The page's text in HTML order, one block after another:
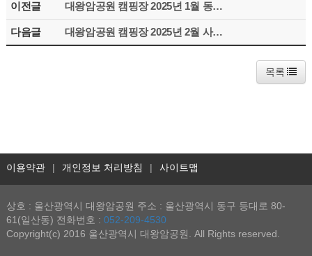
이전글 대왕암공원 캠핑장 2025년 1월 동구구민 사전예약 당첨자 명단 안내
다음글 대왕암공원 캠핑장 2025년 2월 사전예약 안내
목록
이용약관 | 개인정보 처리방침 | 사이트맵
상호 : 울산광역시 대왕암공원 주소 : 울산광역시 동구 등대로 80-
61(일산동) 전화번호 : 052-209-4530
Copyright(c) 2016 울산광역시 대왕암공원. All Rights reserved.